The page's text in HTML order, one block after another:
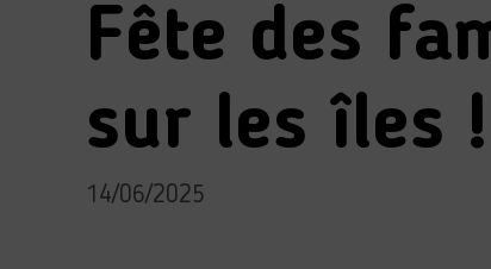
Fête des
sur les îles !
14/06/2025